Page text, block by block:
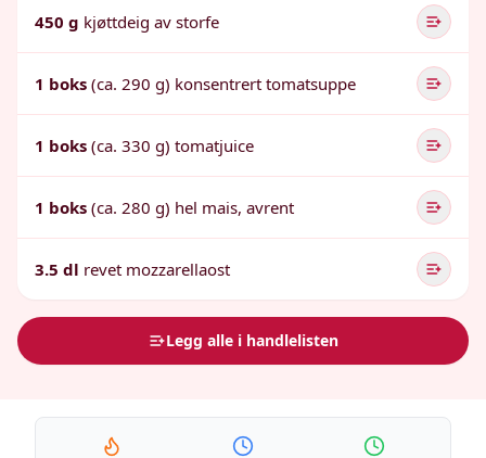
450 g kjøttdeig av storfe
1 boks (ca. 290 g) konsentrert tomatsuppe
1 boks (ca. 330 g) tomatjuice
1 boks (ca. 280 g) hel mais, avrent
3.5 dl revet mozzarellaost
Legg alle i handlelisten